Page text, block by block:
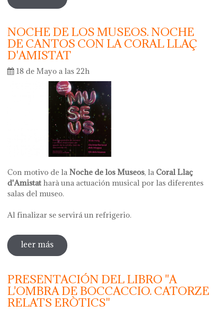
recital poético con vermouth
NOCHE DE LOS MUSEOS. NOCHE
DE CANTOS CON LA CORAL LLAÇ
D'AMISTAT
18 de Mayo a las 22h
Con motivo de la Noche de los Museos, la Coral Llaç
d'Amistatharà una actuación musical por las diferentes
salas del museo.
Al finalizar se servirá un refrigerio.
leer más sobre noche de los museos. noche de
cantos con la coral llaç d'amistat
PRESENTACIÓN DEL LIBRO "A
L'OMBRA DE BOCCACCIO. CATORZE
RELATS ERÒTICS"